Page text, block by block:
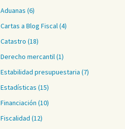
Aduanas (6)
Cartas a Blog Fiscal(4)
Catastro (18)
Derecho mercantil(1)
Estabilidad presupuestaria (7)
Estadísticas (15)
Financiación (10)
Fiscalidad (12)